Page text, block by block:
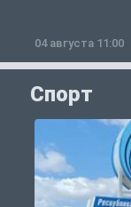
04 августа 11:00
Спорт